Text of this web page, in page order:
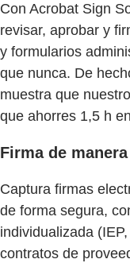
Con Acrobat Sign
revisar, aprobar y
y formularios
que nunca. De
muestra que
que ahorres 1,5 h
Firma de
Captura firmas
de forma segura,
individualizada
contratos de